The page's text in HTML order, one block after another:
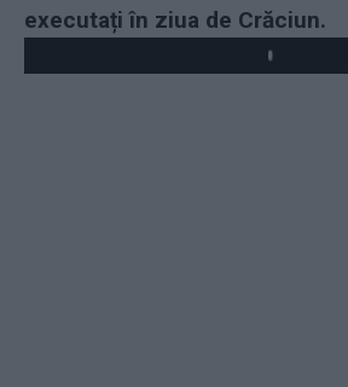
executați în ziua de Crăciun.
Play